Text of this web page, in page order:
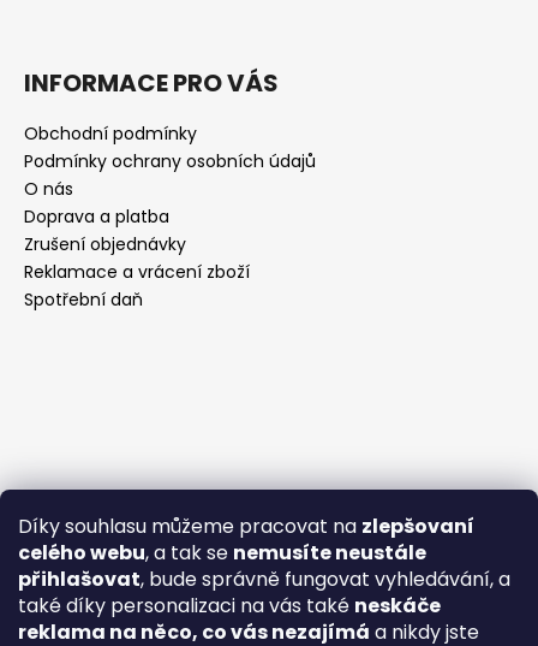
Díky souhlasu můžeme pracovat na zlepšovaní
celého webu, a tak se nemusíte neustále
přihlašovat, bude správně fungovat vyhledávání, a
také díky personalizaci na vás také neskáče
reklama na něco, co vás nezajímá a nikdy jste
INFORMACE PRO VÁS
Obchodní podmínky
Podmínky ochrany osobních údajů
O nás
Doprava a platba
Zrušení objednávky
Reklamace a vrácení zboží
Spotřební daň